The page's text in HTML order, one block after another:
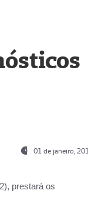
01 de janeiro,
prestará os